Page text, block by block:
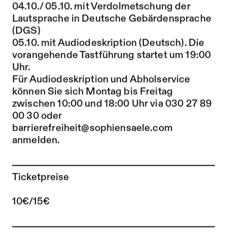
04.10./ 05.10. mit Verdolmetschung der
Lautsprache in Deutsche Gebärdensprache
(DGS)
05.10. mit Audiodeskription (Deutsch). Die
vorangehende Tastführung startet um 19:00
Uhr.
Für Audiodeskription und Abholservice
können Sie sich Montag bis Freitag
zwischen 10:00 und 18:00 Uhr via 030 27 89
00 30 oder
barrierefreiheit@sophiensaele.com
anmelden.
Ticketpreise
10€/15€